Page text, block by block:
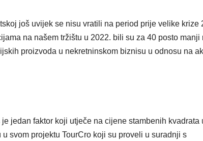
još uvijek se nisu vratili na period prije velike krize
na našem tržištu u 2022. bili su za 40 posto manji
proizvoda u nekretninskom biznisu u odnosu na
jedan faktor koji utječe na cijene stambenih kvadrata
svom projektu TourCro koji su proveli u suradnji s